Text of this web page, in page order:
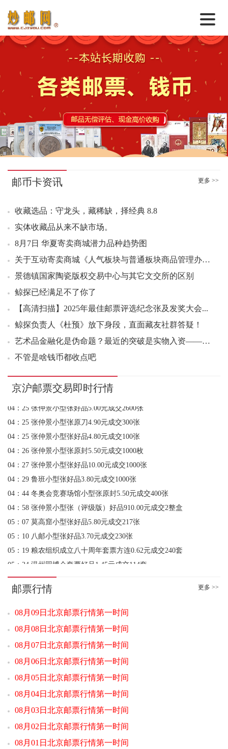
首 页
钱币行情
名家综述
热点话题
邮币卡苑
集藏资讯
投资论坛
邮币卡资讯 更多 >>
收藏选品：守龙头，藏稀缺，择经典 8.8
实体收藏品从来不缺市场。
8月7日 华夏寄卖商城潜力品种趋势图
关于互动寄卖商城《人气板块与普通板块商品管理办法（...
景德镇国家陶瓷版权交易中心与其它文交所的区别
鲸探已经满足不了你了
【高清扫描】2025年最佳邮票评选纪念张及发奖大会...
鲸探负责人《杜预》放下身段，直面藏友社群答疑！
艺术品金融化是伪命题？最近的突破是实物入资——AI...
不管是啥钱币都收点吧
2026年集邮市场困境揭秘：打折票为何成为致命伤？
世界是一个巨大的“资金盘”
梅兰芬芳30＞梅集交流丨2023年第十九届中华全国...
8.17发行的邮票会不会按常规预售？
银质纪念币的盒子值多少钱？
京沪邮票交易即时行情
--------------------------------------------------------------
00：04 中国梦三小全张（互动金标）好品1310.00元成交2刀
00：07 货郎图小型张好品8.80元成交1300张
00：10 故宫二小型张好品6.80元成交246张
00：18 货郎图小型张连号8.00元成交1000张
00：27 中国梦三小全张（互动金标）好品1313.00元成交2刀
00：44 货郎图小型张好品7.60元成交40张
01：01 货郎图小型张（评级版）好品895.00元成交3整盒
01：16 四轮鸡小本票原封5.38元成交100本
02：32 西游记三小型张好品6.00元成交200张
03：28 五岳图小全张原刀6.80元成交500张
03：30 四轮龙大版好品78.00元成交40版
03：44 华佗小型张好品3.80元成交210张
04：14 华佗小型张好品4.00元成交1200张
04：23 张仲景小型张好品4.40元成交8张
04：24 张仲景小型张好品4.50元成交1140张
04：24 张仲景小型张好品4.40元成交240张
04：25 张仲景小型张好品5.00元成交2600张
04：25 张仲景小型张好品4.80元成交100张
04：26 张仲景小型张原封5.50元成交1000枚
04：27 张仲景小型张好品10.00元成交1000张
04：29 鲁班小型张好品3.80元成交1000张
04：44 冬奥会竞赛场馆小型张原封5.50元成交400张
04：58 张仲景小型张（评级版）好品910.00元成交2整盒
05：07 莫高窟小型张好品5.80元成交217张
05：10 八邮小型张好品3.70元成交230张
05：19 粮农组织成立八十周年套票方连0.62元成交240套
05：24 温州园博会套票好品1.45元成交114套
05：29 二十大小型张好品4.30元成交9张
05：52 张仲景小型张（评级版）好品999.00元成交2刀
06：09 屈原小型张原封3.10元成交100张
06：10 平遥古城小全张（评级版）好品530.00元成交2张
06：11 现代桥梁建设小型张百连4.88元成交100张
07：04 出圉图无齿纪念邮折好品70.00元成交10套
07：07 出圉图无齿纪念邮折好品70.00元成交10套
07：07 封神演义二小版好品18.50元成交100版
07：08 封神演义二小版好品18.50元成交110版
07：08 封神演义二小版好品18.50元成交148版
邮票行情 更多 >>
08月09日北京邮票行情第一时间
08月08日北京邮票行情第一时间
08月07日北京邮票行情第一时间
08月06日北京邮票行情第一时间
08月05日北京邮票行情第一时间
08月04日北京邮票行情第一时间
08月03日北京邮票行情第一时间
08月02日北京邮票行情第一时间
08月01日北京邮票行情第一时间